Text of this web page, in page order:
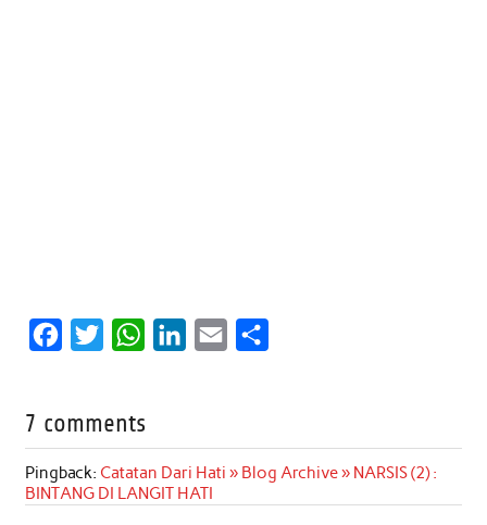
e
b
o
t
t
e
W
t
A
e
d
7 comments
Pingback: Catatan Dari Hati » Blog Archive » NARSIS (2) :
BINTANG DI LANGIT HATI